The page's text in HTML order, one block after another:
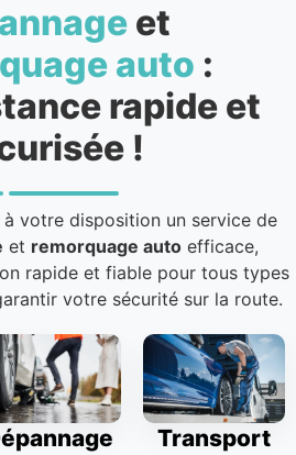
et
auto :
rapide et
!
votre disposition un service de
et remorquage auto efficace,
rapide et fiable pour tous types
votre sécurité sur la route.
Transport